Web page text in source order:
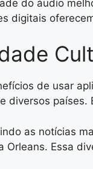
do áudio
digitais
de usar
diversos
as notícias
Orleans. Essa